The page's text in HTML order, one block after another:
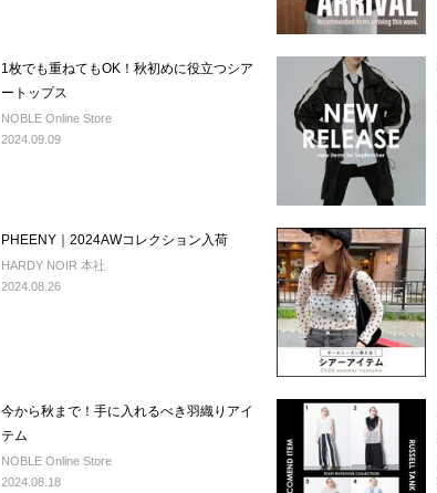
1枚でも重ねてもOK！秋初めに役立つシア
ートップス
NOBLE Online Store
2024.09.09
PHEENY｜2024AWコレクション入荷
HARDY NOIR 本社
2024.08.26
今から秋まで！手に入れるべき羽織りアイ
テム
NOBLE Online Store
2024.08.18